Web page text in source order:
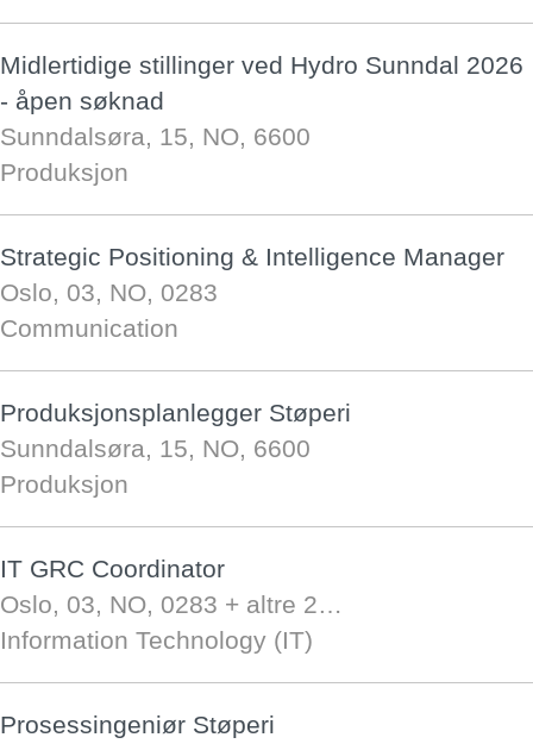
Midlertidige stillinger ved Hydro Sunndal 2026
- åpen søknad
Sunndalsøra, 15, NO, 6600
Produksjon
Strategic Positioning & Intelligence Manager
Oslo, 03, NO, 0283
Communication
Produksjonsplanlegger Støperi
Sunndalsøra, 15, NO, 6600
Produksjon
IT GRC Coordinator
Oslo, 03, NO, 0283 + altre 2…
Information Technology (IT)
Prosessingeniør Støperi